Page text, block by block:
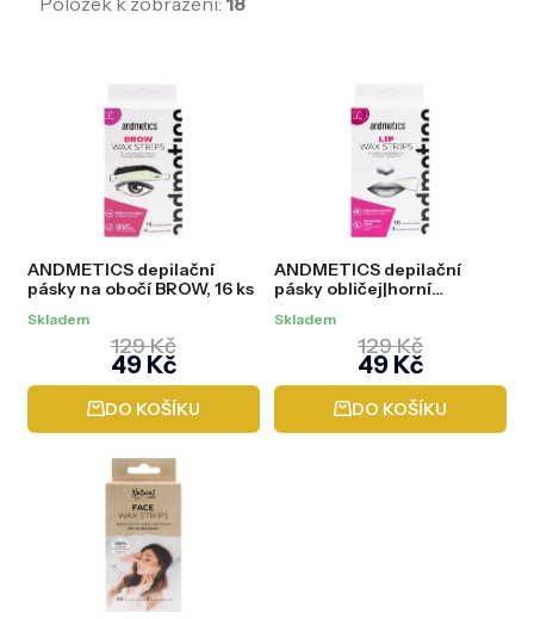
u
k
t
ANDMETICS depilační
pásky na obočí BROW, 16 ks
Skladem
49 Kč
129 Kč
DO KOŠÍKU
ANDMETICS depilační
pásky obličej|horní
Skladem
49 Kč
129 Kč
DO KOŠÍKU